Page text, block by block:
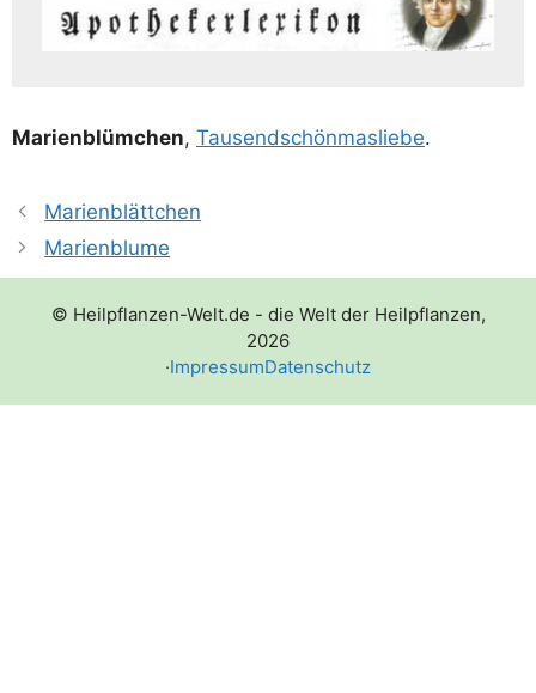
Mari­en­blüm­chen, Tau­send­schön­mas­lie­be.
Marienblättchen
Marienblume
© Heilpflanzen-Welt.de - die Welt der Heilpflanzen,
2026
·ImpressumDatenschutz